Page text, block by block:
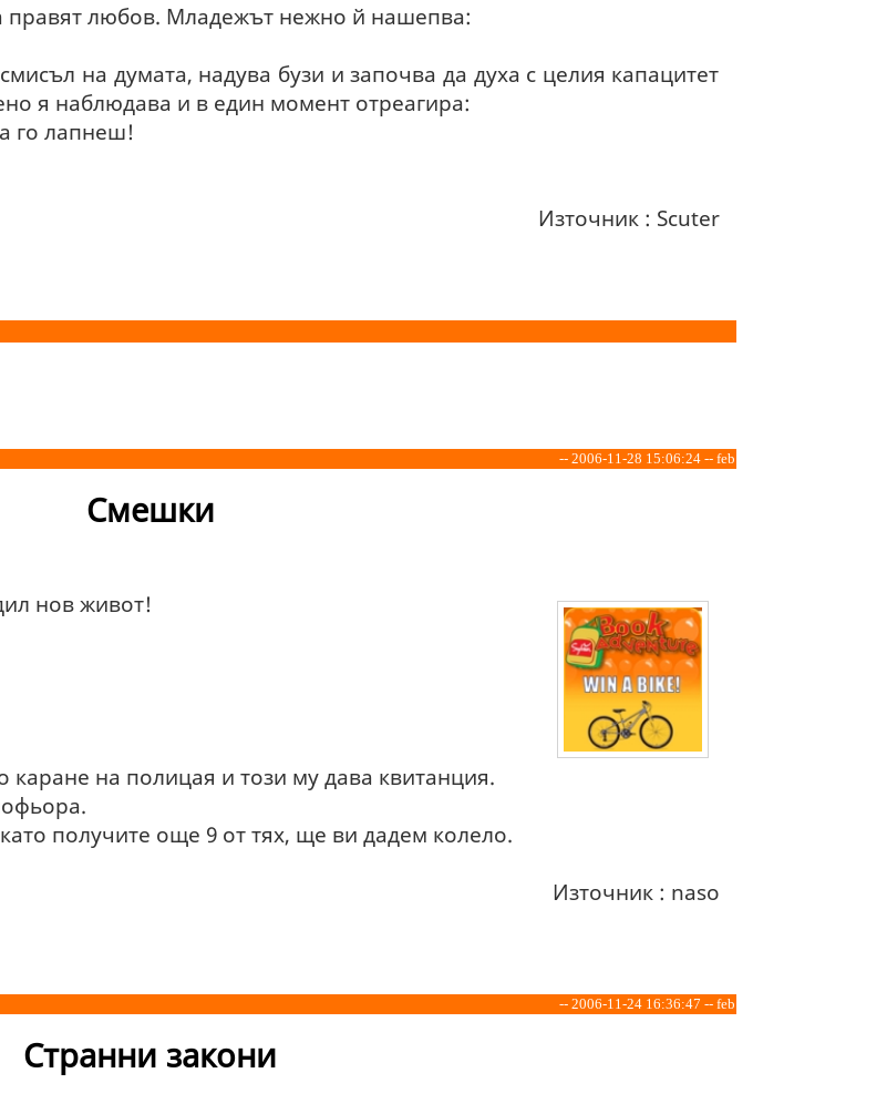
правят любов. Младежът нежно й нашепва:
на думата, надува бузи и започва да духа с целия капацитет
я наблюдава и в един момент отреагира:
го лапнеш!
Източник : Scuter
-- 2006-11-28 15:06:24 -- feb
Смешки
нов живот!
на полицая и този му дава квитанция.
получите още 9 от тях, ще ви дадем колело.
Източник : naso
-- 2006-11-24 16:36:47 -- feb
Странни закони